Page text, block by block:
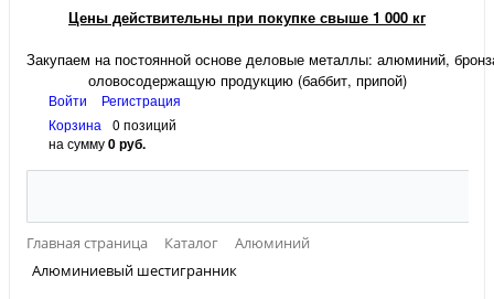
Цены действительны при покупке свыше 1 000 кг
Закупаем на постоянной основе деловые металлы: алюминий,
оловосодержащую продукцию (баббит, припой)
Войти
Регистрация
Корзина
0 позиций
на сумму0 руб.
Главная страница Каталог
Алюминий
Алюминиевый шестигранник